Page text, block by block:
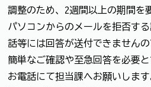
調整のため、2週間以上の期間を
パソコンからのメールを拒否す
話等には回答が送付できませんの
簡単なご確認や至急回答を必要
お電話にて担当課へお願いしま